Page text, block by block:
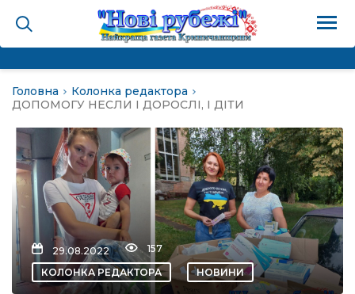
громада
Головна
Колонка редактора
ДОПОМОГУ НЕСЛИ І ДОРОСЛІ, І ДІТИ
29.08.2022
157
КОЛОНКА РЕДАКТОРА
НОВИНИ